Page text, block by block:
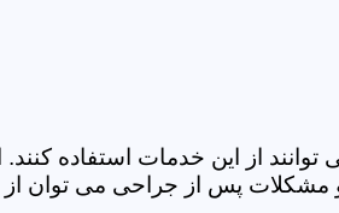
از این خدمات استفاده کنند.
پس از جراحی می توان از